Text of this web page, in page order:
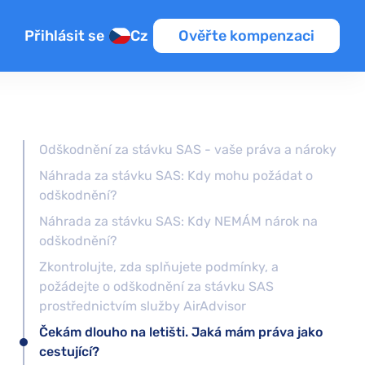
Přihlásit se Cz Ověřte kompenzaci
Odškodnění za stávku SAS - vaše práva a nároky
Náhrada za stávku SAS: Kdy mohu požádat o
odškodnění?
Náhrada za stávku SAS: Kdy NEMÁM nárok na
odškodnění?
Zkontrolujte, zda splňujete podmínky, a
požádejte o odškodnění za stávku SAS
prostřednictvím služby AirAdvisor
Čekám dlouho na letišti. Jaká mám práva jako
cestující?